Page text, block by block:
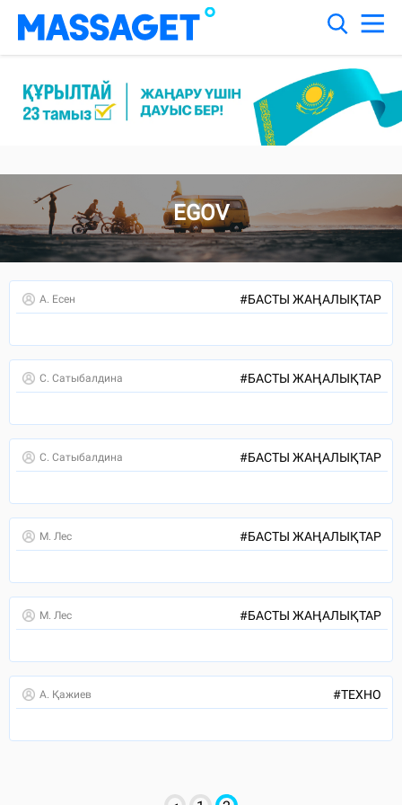
EGOV"2-ШІ БЕТ"
А. Есен #БАСТЫ ЖАҢАЛЫҚТАР
С. Сатыбалдина #БАСТЫ ЖАҢАЛЫҚТАР
С. Сатыбалдина #БАСТЫ ЖАҢАЛЫҚТАР
М. Лес #БАСТЫ ЖАҢАЛЫҚТАР
М. Лес #БАСТЫ ЖАҢАЛЫҚТАР
А. Қажиев #ТЕХНО